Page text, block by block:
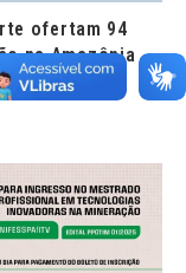
ofertam 94
na Amazônia